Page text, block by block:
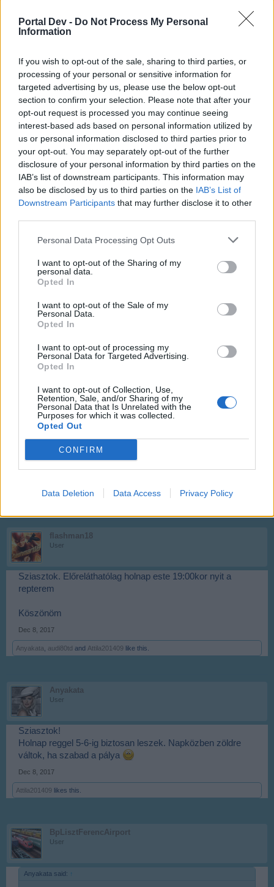
Portal Dev - Do Not Process My Personal
Information
If you wish to opt-out of the sale, sharing to third parties, or
processing of your personal or sensitive information for
targeted advertising by us, please use the below opt-out
section to confirm your selection. Please note that after your
opt-out request is processed you may continue seeing
interest-based ads based on personal information utilized by
us or personal information disclosed to third parties prior to
your opt-out. You may separately opt-out of the further
disclosure of your personal information by third parties on the
IAB’s list of downstream participants. This information may
also be disclosed by us to third parties on the IAB’s List of
Downstream Participants that may further disclose it to other
Personal Data Processing Opt Outs
I want to opt-out of the Sharing of my
personal data.
Opted In
I want to opt-out of the Sale of my
Personal Data.
Opted In
I want to opt-out of processing my
Personal Data for Targeted Advertising.
Opted In
I want to opt-out of Collection, Use,
Retention, Sale, and/or Sharing of my
Personal Data that Is Unrelated with the
Purposes for which it was collected.
Opted Out
CONFIRM
Data Deletion Data Access Privacy Policy
biry1226, Attila201409and Anyakatalike this.
BpLisztFerencAirport
User
köszönöm ezt az infót de majd szólok ha játékban
leszek,ha leszek
flashman18likes this.
apa55
User
Ez így igaz, de az igazsághoz az is hozzátartozik, hogy
Dec 8, 2017
User
Jó reggelt mindenkinek! Elnézést kérek azoktól, akik
nagyobbik fiam megbetegedett, ma nem játszom.
Mindenkinek szép napot! Legyetek jók!
Leemonadelikes this.
flashman18
User
Sziasztok. Előreláthatólag holnap este 19:00kor nyit a
repterem
Köszönöm
Dec 8, 2017
Anyakata audi80td and Attila201409 like this.
Anyakata
User
Sziasztok!
Holnap reggel 5-6-ig biztosan leszek. Napközben zöldre
váltok, ha szabad a pálya
Dec 8, 2017
Attila201409 likes this.
BpLisztFerencAirport
User
Anyakata said: ↑